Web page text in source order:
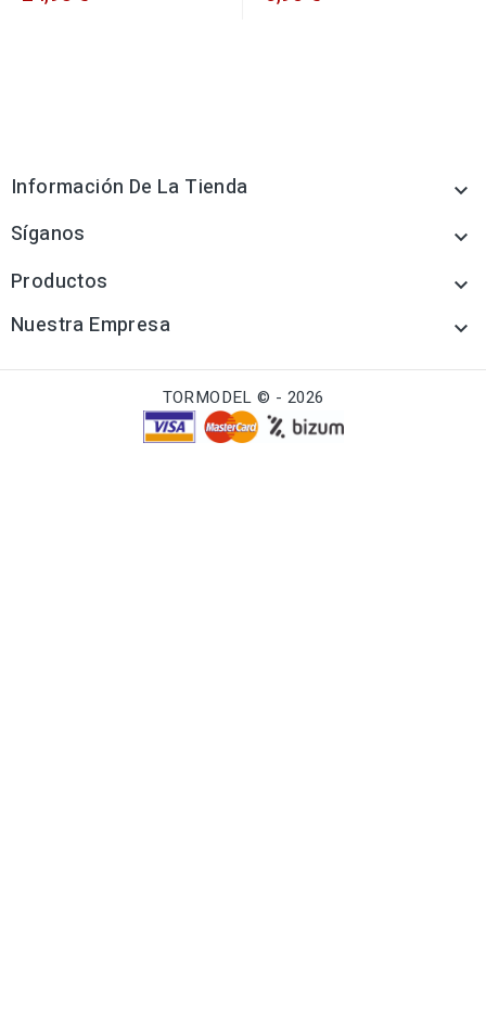
Información De La Tienda 
Síganos 
Productos 
Nuestra Empresa 
TORMODEL © - 2026